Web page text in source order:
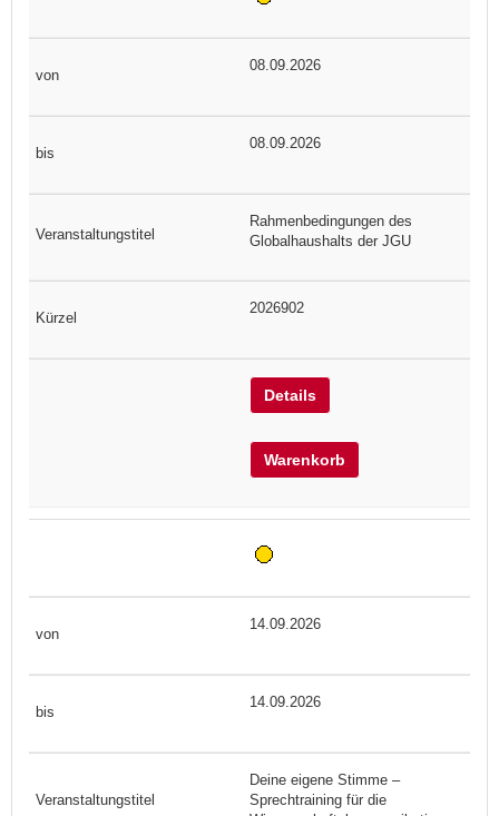
08.09.2026
08.09.2026
Rahmenbedingungen des
Globalhaushalts der JGU
2026902
Details
Warenkorb
14.09.2026
14.09.2026
Deine eigene Stimme –
Sprechtraining für die